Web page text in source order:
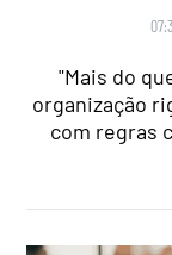
"Mais do
organização
com regras